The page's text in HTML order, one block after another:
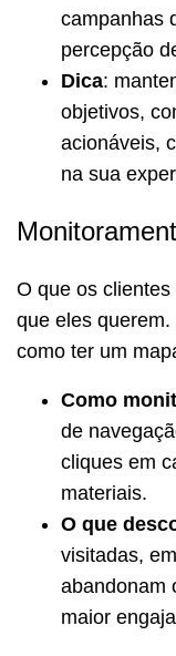
campanhas
percepção
Dica:
objetivos,
acionáveis,
na sua
O que os
que eles
como ter um
Como
de
cliques em
materiais.
O que
visitadas,
abandonam
maior